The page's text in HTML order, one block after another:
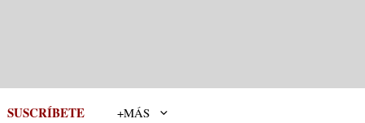
SUSCRÍBETE +MÁS